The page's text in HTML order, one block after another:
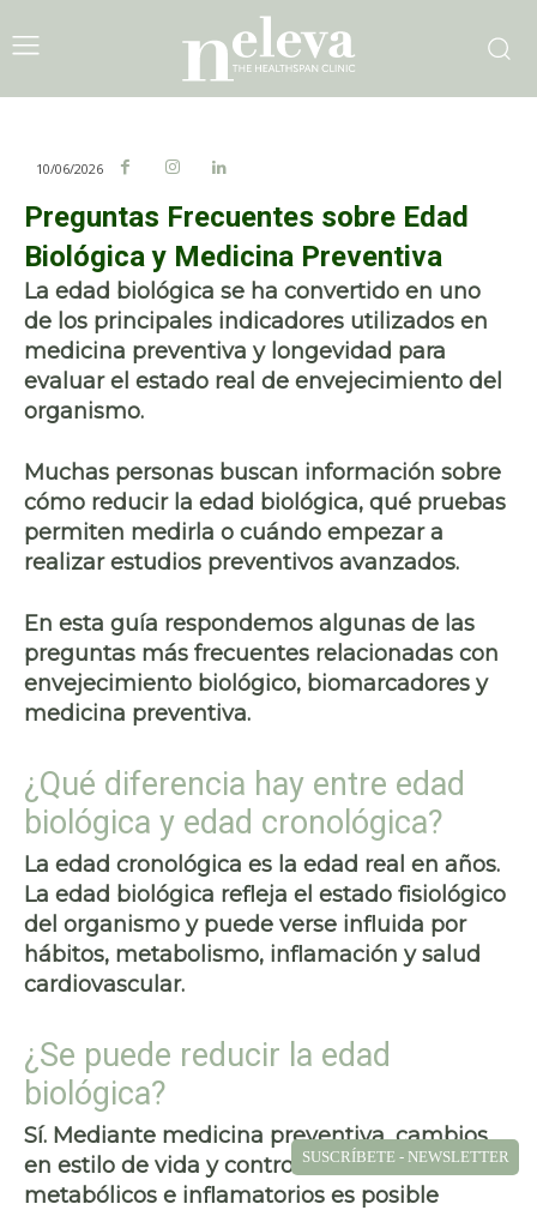
10/06/2026
Preguntas Frecuentes sobre Edad
Biológica y Medicina Preventiva
La edad biológica se ha convertido en uno
de los principales indicadores utilizados en
medicina preventiva y longevidad para
evaluar el estado real de envejecimiento del
organismo.
Muchas personas buscan información sobre
cómo reducir la edad biológica, qué pruebas
permiten medirla o cuándo empezar a
realizar estudios preventivos avanzados.
En esta guía respondemos algunas de las
preguntas más frecuentes relacionadas con
envejecimiento biológico, biomarcadores y
medicina preventiva.
¿Qué diferencia hay entre edad
biológica y edad cronológica?
La edad cronológica es la edad real en años.
La edad biológica refleja el estado fisiológico
del organismo y puede verse influida por
hábitos, metabolismo, inflamación y salud
cardiovascular.
¿Se puede reducir la edad
biológica?
Sí. Mediante medicina preventiva, cambios
en estilo de vida y control de factores
metabólicos e inflamatorios es posible
SUSCRÍBETE - NEWSLETTER